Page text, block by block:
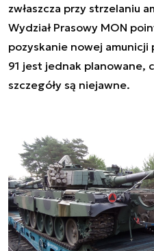
zwłaszcza przy strzelaniu
Wydział Prasowy MON
pozyskanie nowej amunicji
91 jest jednak planowane,
szczegóły są niejawne.